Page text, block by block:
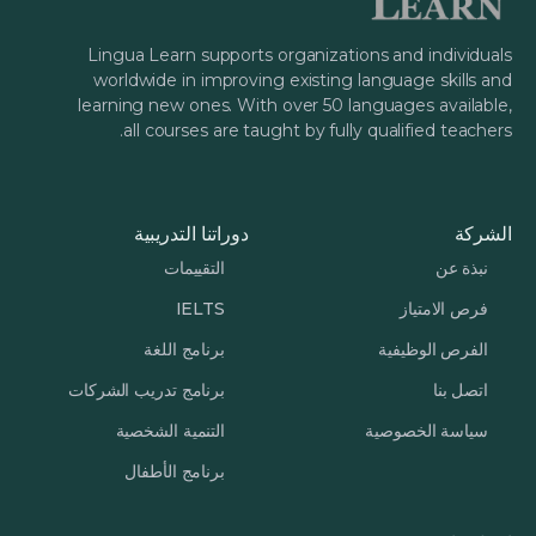
Lingua Learn supports organizations and individuals
worldwide in improving existing language skills and
learning new ones. With over 50 languages available,
all courses are taught by fully qualified teachers.
الشركة
نبذة عن
فرص الامتياز
الفرص الوظيفية
اتصل بنا
سياسة الخصوصية
دوراتنا التدريبية
التقييمات
IELTS
برنامج اللغة
برنامج تدريب الشركات
التنمية الشخصية
برنامج الأطفال